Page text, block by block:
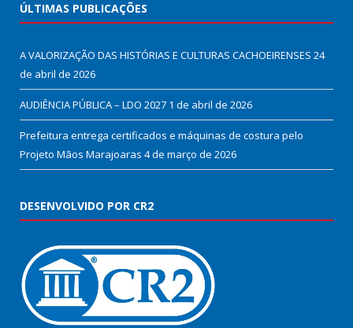
ÚLTIMAS PUBLICAÇÕES
A VALORIZAÇÃO DAS HISTÓRIAS E CULTURAS CACHOEIRENSES 24
de abril de 2026
AUDIÊNCIA PÚBLICA – LDO 2027 1 de abril de 2026
Prefeitura entrega certificados e máquinas de costura pelo
Projeto Mãos Marajoaras 4 de março de 2026
DESENVOLVIDO POR CR2